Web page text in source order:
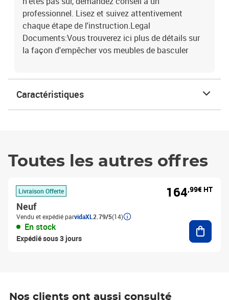
professionnel. Lisez et suivez attentivement
chaque étape de l'instruction.Legal
Documents:Vous trouverez ici plus de détails sur
la façon d'empêcher vos meubles de basculer
Caractéristiques
Toutes les autres offres
Livraison Offerte
Neuf
Vendu et expédié parvidaXL 2.79/5(14)
En stock
Expédié sous 3 jours
164,99€ HT
Nos clients ont aussi consulté